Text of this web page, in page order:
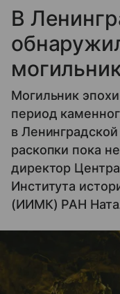
В
Могильник
период
в
раскопки пока
директор
Института
(ИИМК) РАН